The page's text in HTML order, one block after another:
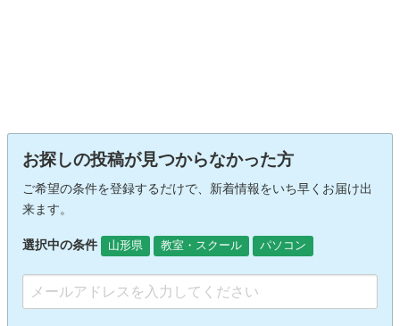
お探しの投稿が見つからなかった方
ご希望の条件を登録するだけで、新着情報をいち早くお届け出
来ます。
選択中の条件 山形県 教室・スクール パソコン